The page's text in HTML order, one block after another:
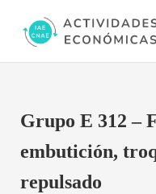
Actividades
Grupo E 312 –
embutición,
repulsado